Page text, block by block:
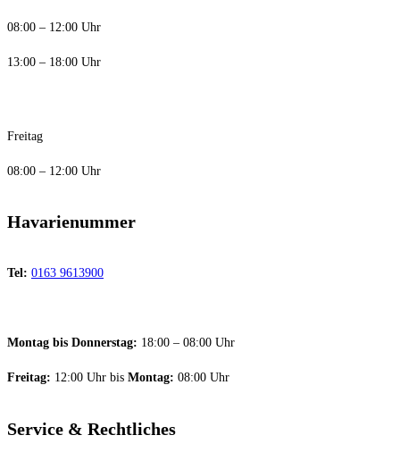
08:00 – 12:00 Uhr
13:00 – 18:00 Uhr
Freitag
08:00 – 12:00 Uhr
Havarienummer
Tel: 0163 9613900
Montag bis Donnerstag: 18:00 – 08:00 Uhr
Freitag: 12:00 Uhr bis Montag: 08:00 Uhr
Service & Rechtliches